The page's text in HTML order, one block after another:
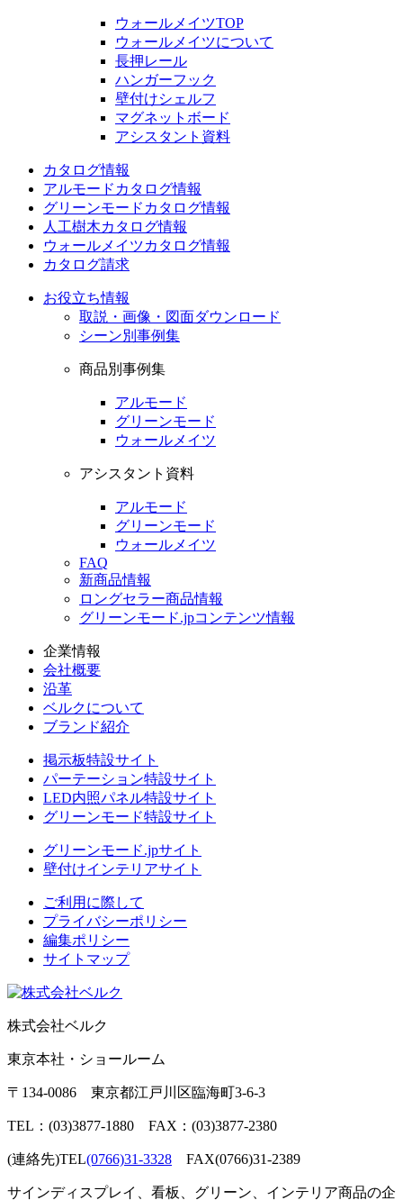
ウォールメイツTOP
ウォールメイツについて
長押レール
ハンガーフック
壁付けシェルフ
マグネットボード
アシスタント資料
カタログ情報
アルモードカタログ情報
グリーンモードカタログ情報
人工樹木カタログ情報
ウォールメイツカタログ情報
カタログ請求
お役立ち情報
取説・画像・図面ダウンロード
シーン別事例集
商品別事例集
アルモード
グリーンモード
ウォールメイツ
アシスタント資料
アルモード
グリーンモード
ウォールメイツ
FAQ
新商品情報
ロングセラー商品情報
グリーンモード.jpコンテンツ情報
企業情報
会社概要
沿革
ベルクについて
ブランド紹介
掲示板特設サイト
パーテーション特設サイト
LED内照パネル特設サイト
グリーンモード特設サイト
グリーンモード.jpサイト
壁付けインテリアサイト
ご利用に際して
プライバシーポリシー
編集ポリシー
サイトマップ
株式会社ベルク
東京本社・ショールーム
〒134-0086 東京都江戸川区臨海町3-6-3
TEL：(03)3877-1880 FAX：(03)3877-2380
(連絡先)TEL(0766)31-3328 FAX(0766)31-2389
サインディスプレイ、看板、グリーン、インテリア商品の企